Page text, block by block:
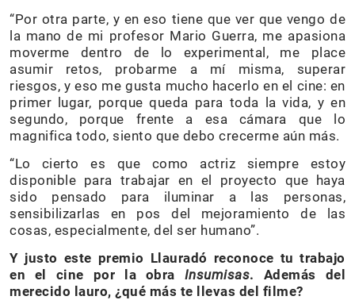
“Por otra parte, y en eso tiene que ver que vengo de
la mano de mi profesor Mario Guerra, me apasiona
moverme dentro de lo experimental, me place
asumir retos, probarme a mí misma, superar
riesgos, y eso me gusta mucho hacerlo en el cine: en
primer lugar, porque queda para toda la vida, y en
segundo, porque frente a esa cámara que lo
magnifica todo, siento que debo crecerme aún más.
“Lo cierto es que como actriz siempre estoy
disponible para trabajar en el proyecto que haya
sido pensado para iluminar a las personas,
sensibilizarlas en pos del mejoramiento de las
cosas, especialmente, del ser humano”.
Y justo este premio Llauradó reconoce tu trabajo
en el cine por la obra Insumisas. Además del
merecido lauro, ¿qué más te llevas del filme?